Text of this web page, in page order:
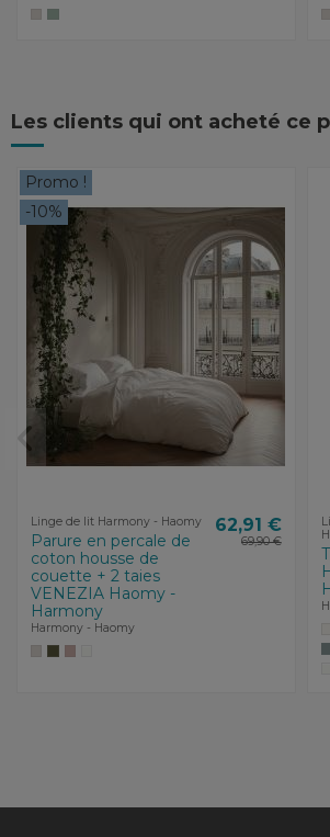
Les clients qui ont acheté ce
Promo !
-10%
Linge de lit Harmony - Haomy
Parure en percale de
coton housse de
couette + 2 taies
VENEZIA Haomy -
Harmony
Harmony - Haomy
62,91 €
69,90 €